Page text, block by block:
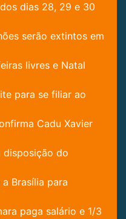
dias 28, 29 e 30
serão extintos em
livres e Natal
para se filiar ao
Cadu Xavier
disposição do
Brasília para
paga salário e 1/3